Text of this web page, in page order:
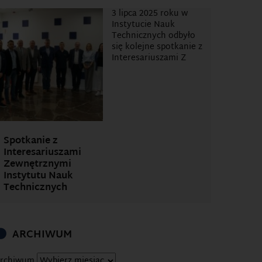
Spotkanie z
Interesariuszami
Zewnętrznymi
Instytutu Nauk
Technicznych
3 lipca 2025 roku w
Instytucie Nauk
Technicznych odbyło
się kolejne spotkanie z
Interesariuszami Z
ARCHIWUM